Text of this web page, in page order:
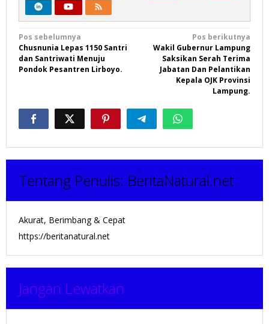
Navigasi
pos
Pos sebelumnya
Chusnunia Lepas 1150 Santri
dan Santriwati Menuju
Pondok Pesantren Lirboyo.
Pos berikutnya
Wakil Gubernur Lampung
Saksikan Serah Terima
Jabatan Dan Pelantikan
Kepala OJK Provinsi
Lampung.
Tentang Penulis: BeritaNatural.net
Akurat, Berimbang & Cepat
https://beritanatural.net
Jangan Lewatkan